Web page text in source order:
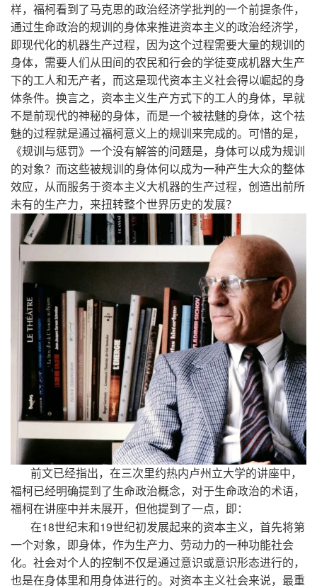
样，福柯看到了马克思的政治经济学批判的一个前提条件，
通过生命政治的规训的身体来推进资本主义的政治经济学，
即现代化的机器生产过程，因为这个过程需要大量的规训的
身体，需要人们从田间的农民和行会的学徒变成机器大生产
下的工人和无产者，而这是现代资本主义社会得以崛起的身
体条件。换言之，资本主义生产方式下的工人的身体，早就
不是前现代的神秘的身体，而是一个被祛魅的身体，这个祛
魅的过程就是通过福柯意义上的规训来完成的。可惜的是，
《规训与惩罚》一个没有解答的问题是，身体可以成为规训
的对象？而这些被规训的身体何以成为一种产生大众的整体
效应，从而服务于资本主义大机器的生产过程，创造出前所
未有的生产力，来扭转整个世界历史的发展？
前文已经指出，在三次里约热内卢州立大学的讲座中，
福柯已经明确提到了生命政治概念，对于生命政治的术语，
福柯在讲座中并未展开，但他提到了一点，即：
在18世纪末和19世纪初发展起来的资本主义，首先将第
一个对象，即身体，作为生产力、劳动力的一种功能社会
化。社会对个人的控制不仅是通过意识或意识形态进行的，
也是在身体里和用身体进行的。对资本主义社会来说，最重